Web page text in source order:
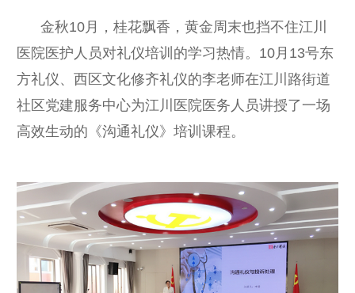
金秋10月，桂花飘香，黄金周末也挡不住江川
医院医护人员对礼仪培训的学习热情。10月13号东
方礼仪、西区文化修齐礼仪的李老师在江川路街道
社区党建服务中心为江川医院医务人员讲授了一场
高效生动的《沟通礼仪》培训课程。